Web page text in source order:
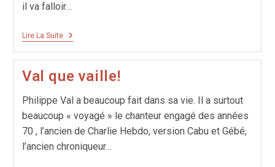
il va falloir…
Lire La Suite
Ne
Pas
France
Dissoudre
Dans
Fiel
RN !
Val que vaille!
Philippe Val a beaucoup fait dans sa vie. Il a surtout
beaucoup « voyagé » le chanteur engagé des années
70 , l’ancien de Charlie Hebdo, version Cabu et Gébé,
l’ancien chroniqueur…